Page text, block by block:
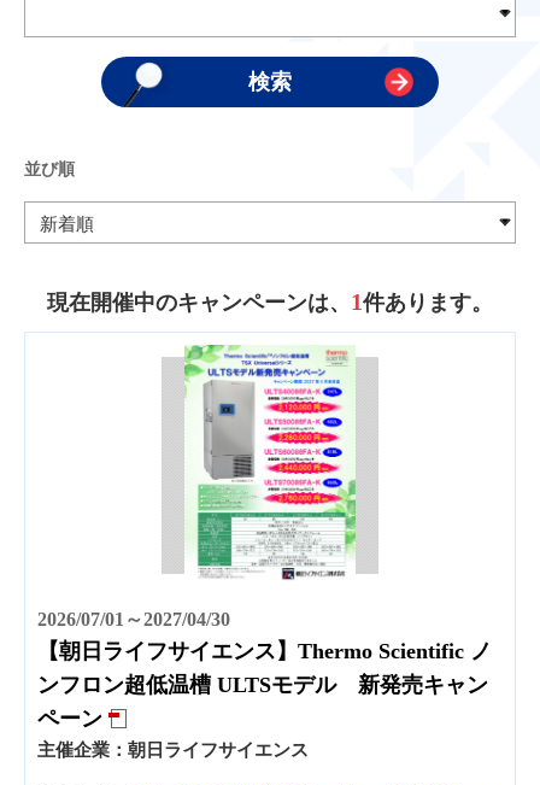
並び順
現在開催中のキャンペーンは、 1件あります。
2026/07/01～2027/04/30
【朝日ライフサイエンス】Thermo Scientific ノ
ンフロン超低温槽 ULTSモデル 新発売キャン
ペーン
主催企業： 朝日ライフサイエンス